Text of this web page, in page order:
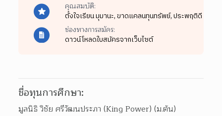
คุณสมบัติ:
ตั้งใจเรียน มุมานะ,ขาดแคลนทุนทรัพย์,ประพฤติดี
ช่องทางการสมัคร:
ดาวน์โหลดใบสมัครจากเว็บไซต์
ชื่อทุนการศึกษา:
มูลนิธิ วิชัย ศรีวัฒนประภา (King Power) (ม.ต้น)